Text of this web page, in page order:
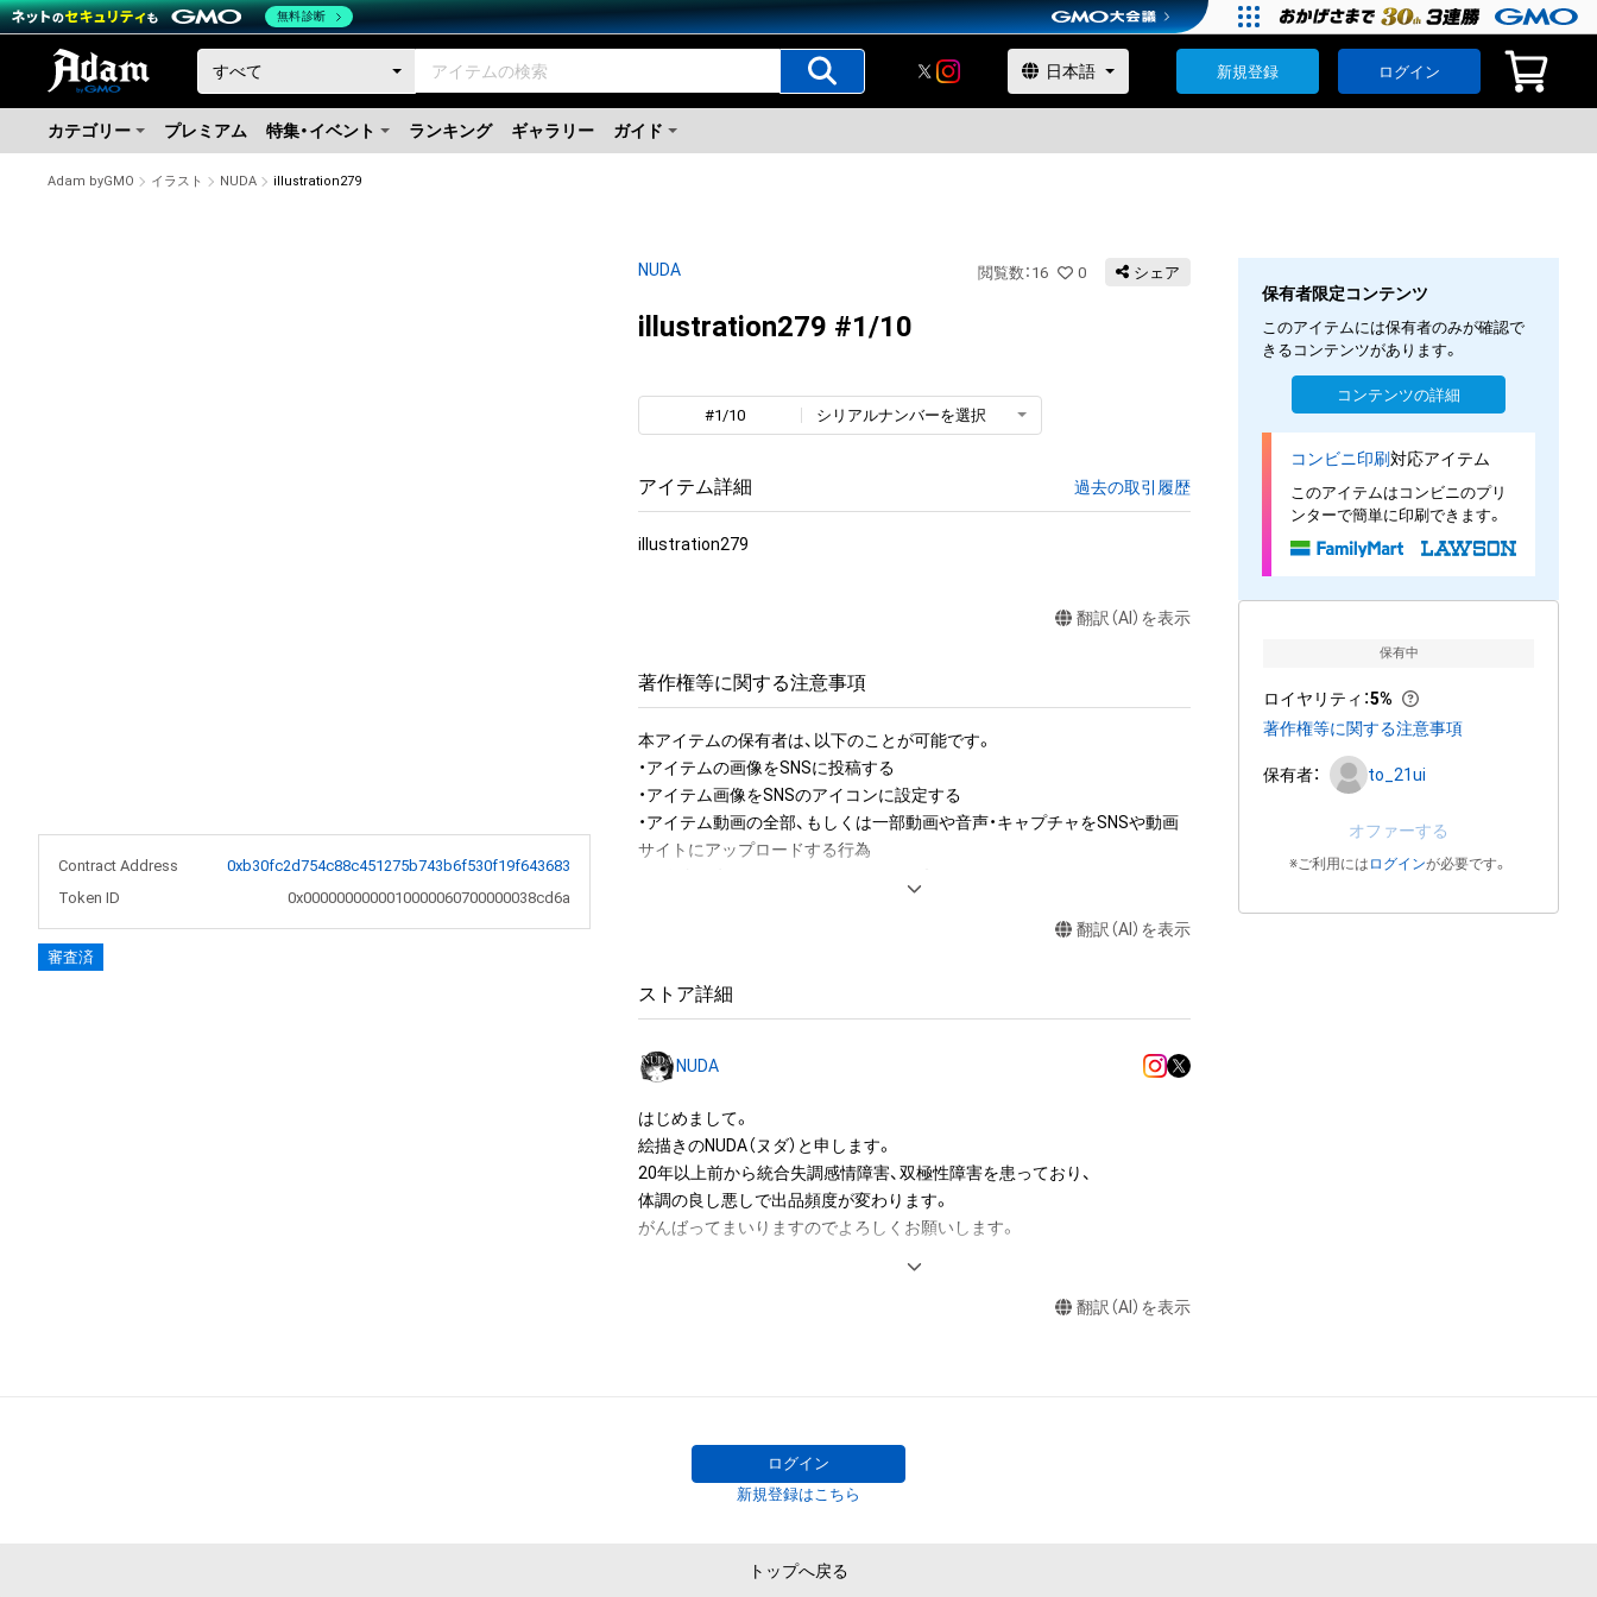
新規登録 ログイン
カテゴリー プレミアム 特集・イベント ランキング ギャラリー ガイド
Adam byGMO イラスト NUDA illustration279
Contract Address
0xb30fc2d754c88c451275b743b6f530f19f643683
Token ID
0x0000000000010000060700000038cd6a
審査済
NUDA 閲覧数 ： 16 0 シェア
illustration279 #1/10
#1/10 シリアルナンバーを選択
アイテム詳細 過去の取引履歴
illustration279
翻訳（AI）を表示
著作権等に関する注意事項
本アイテムの保有者は、以下のことが可能です。
・アイテムの画像をSNSに投稿する
・アイテム画像をSNSのアイコンに設定する
・アイテム動画の全部、もしくは一部動画や音声・キャプチャをSNSや動画
サイトにアップロードする行為
・アイテムの画像を使用してメッセージカードを制作し友達に送る
・アイテム画像を使用し、グッズや商品を制作して有料販売、および無料配
成する
アイテムに関する注意事項
・本アイテムに関する創作物(画像および映像、音楽、商標またはロゴ等を含
みますがこれらに限られません。)にかかる知的財産権(著作権、特許権、実
用新案権、商標権、意匠権その他の知的財産権(それらの権利を取得し、又は
それらの権利につき登録等を出願する権利を含みます。)を意味します。)
は、本アイテムの著作権を有する方、著作隣接権の権利者またはその管理委
有していたとしても、本アイテムに関する創作物にかかる知的財産権を有
(改変、公開、配布、逆コンパイル、リバースエンジニアリングを含みますが、
これに限定されません。)を行うことはできません。
・本アイテムに関する創作物の利用については、公序良俗や法令に反する利
利用をお断りさせていただきます。
翻訳（AI）を表示
ストア詳細
NUDA
はじめまして。
絵描きのNUDA（ヌダ）と申します。
20年以上前から統合失調感情障害、双極性障害を患っており、
体調の良し悪しで出品頻度が変わります。
がんばってまいりますのでよろしくお願いします。
2010年には神楽坂アユミギャラリーにて個展「混乱〜alternative〜」を開
その他、漫画を制作していた期間もあり、
様々な創作活動を展開し続けております。
翻訳（AI）を表示
保有者限定コンテンツ
このアイテムには保有者のみが確認で
きるコンテンツがあります。
コンテンツの詳細
コンビニ印刷対応アイテム
このアイテムはコンビニのプリ
ンターで簡単に印刷できます。
保有中
ロイヤリティ ：5%
著作権等に関する注意事項
保有者： to_21ui
オファーする
※ご利用には ログインが必要です。
ログイン
新規登録はこちら
トップへ戻る
無料診断